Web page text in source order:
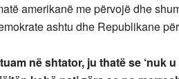
amerikanë me përvojë dhe
ashtu dhe Republikane
në shtator, ju thatë se ‘nuk